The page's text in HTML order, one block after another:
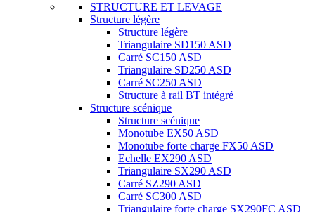
STRUCTURE ET LEVAGE
Structure légère
Structure légère
Triangulaire SD150 ASD
Carré SC150 ASD
Triangulaire SD250 ASD
Carré SC250 ASD
Structure à rail BT intégré
Structure scénique
Structure scénique
Monotube EX50 ASD
Monotube forte charge FX50 ASD
Echelle EX290 ASD
Triangulaire SX290 ASD
Carré SZ290 ASD
Carré SC300 ASD
Triangulaire forte charge SX290FC ASD